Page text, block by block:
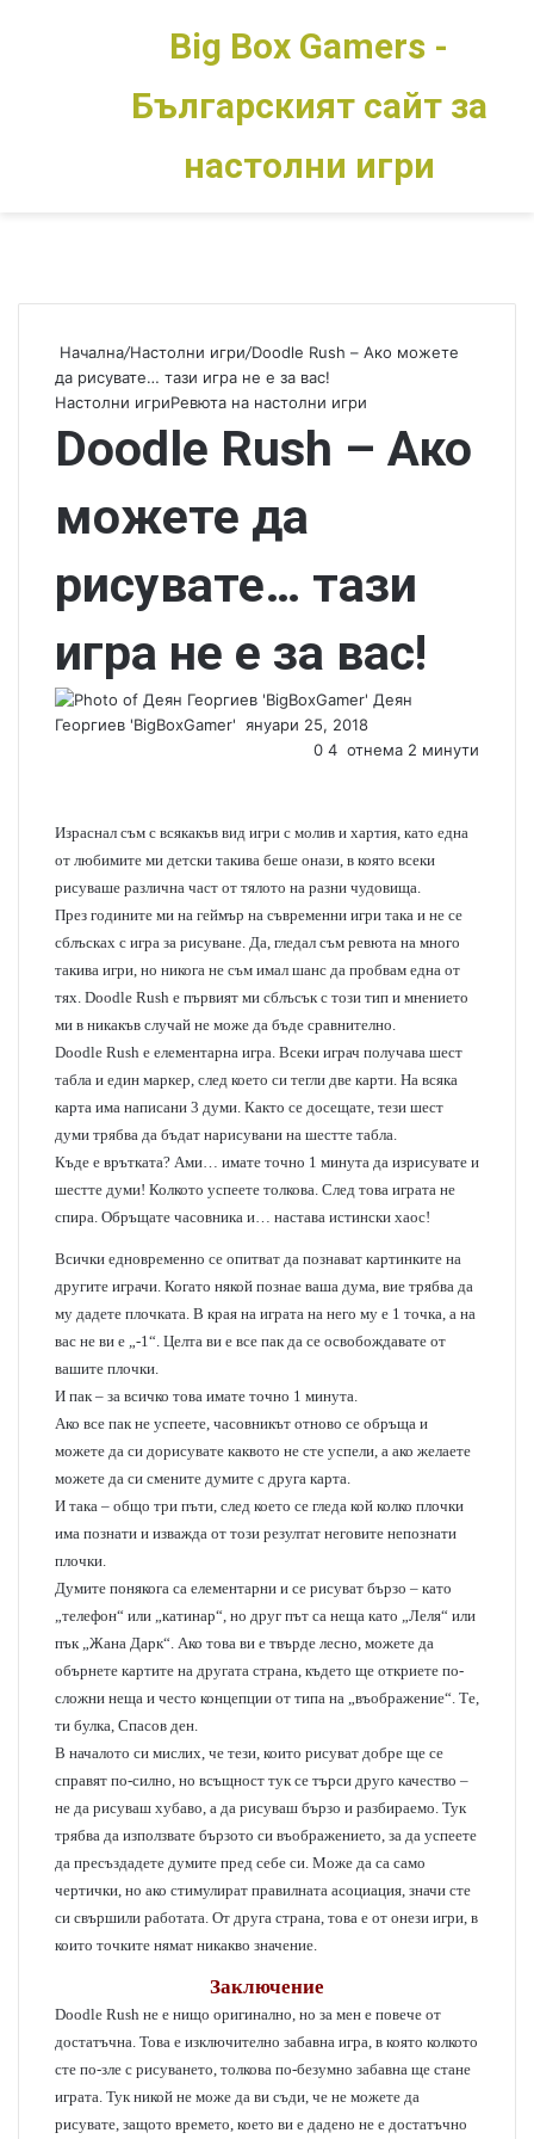
Switch skin
Big Box Gamers -
Българският сайт за
настолни игри
Начална/Настолни игри/Doodle Rush – Ако можете
да рисувате… тази игра не е за вас!
Настолни игриРевюта на настолни игри
Doodle Rush – Ако
можете да
рисувате… тази
игра не е за вас!
Деян
Георгиев 'BigBoxGamer'
S
a
l
януари 25, 2018
0 4 отнема 2 минути
Израснал съм с всякакъв вид игри с молив и хартия, като една
от любимите ми детски такива беше онази, в която всеки
рисуваше различна част от тялото на разни чудовища.
През годините ми на геймър на съвременни игри така и не се
сблъсках с игра за рисуване. Да, гледал съм ревюта на много
такива игри, но никога не съм имал шанс да пробвам една от
тях. Doodle Rush е първият ми сблъсък с този тип и мнението
ми в никакъв случай не може да бъде сравнително.
Doodle Rush е елементарна игра. Всеки играч получава шест
табла и един маркер, след което си тегли две карти. На всяка
карта има написани 3 думи. Както се досещате, тези шест
думи трябва да бъдат нарисувани на шестте табла.
Къде е врътката? Ами… имате точно 1 минута да изрисувате и
шестте думи! Колкото успеете толкова. След това играта не
спира. Обръщате часовника и… настава истински хаос!
Всички едновременно се опитват да познават картинките на
другите играчи. Когато някой познае ваша дума, вие трябва да
му дадете плочката. В края на играта на него му е 1 точка, а на
вас не ви е „-1“. Целта ви е все пак да се освобождавате от
вашите плочки.
И пак – за всичко това имате точно 1 минута.
Ако все пак не успеете, часовникът отново се обръща и
можете да си дорисувате каквото не сте успели, а ако желаете
можете да си смените думите с друга карта.
И така – общо три пъти, след което се гледа кой колко плочки
има познати и изважда от този резултат неговите непознати
плочки.
Думите понякога са елементарни и се рисуват бързо – като
„телефон“ или „катинар“, но друг път са неща като „Леля“ или
пък „Жана Дарк“. Ако това ви е твърде лесно, можете да
обърнете картите на другата страна, където ще откриете по-
сложни неща и често концепции от типа на „въображение“. Те,
ти булка, Спасов ден.
В началото си мислих, че тези, които рисуват добре ще се
справят по-силно, но всъщност тук се търси друго качество –
не да рисуваш хубаво, а да рисуваш бързо и разбираемо. Тук
трябва да използвате бързото си въображението, за да успеете
да пресъздадете думите пред себе си. Може да са само
чертички, но ако стимулират правилната асоциация, значи сте
си свършили работата. От друга страна, това е от онези игри, в
които точките нямат никакво значение.
Заключение
Doodle Rush не е нищо оригинално, но за мен е повече от
достатъчна. Това е изключително забавна игра, в която колкото
сте по-зле с рисуването, толкова по-безумно забавна ще стане
играта. Тук никой не може да ви съди, че не можете да
рисувате, защото времето, което ви е дадено не е достатъчно